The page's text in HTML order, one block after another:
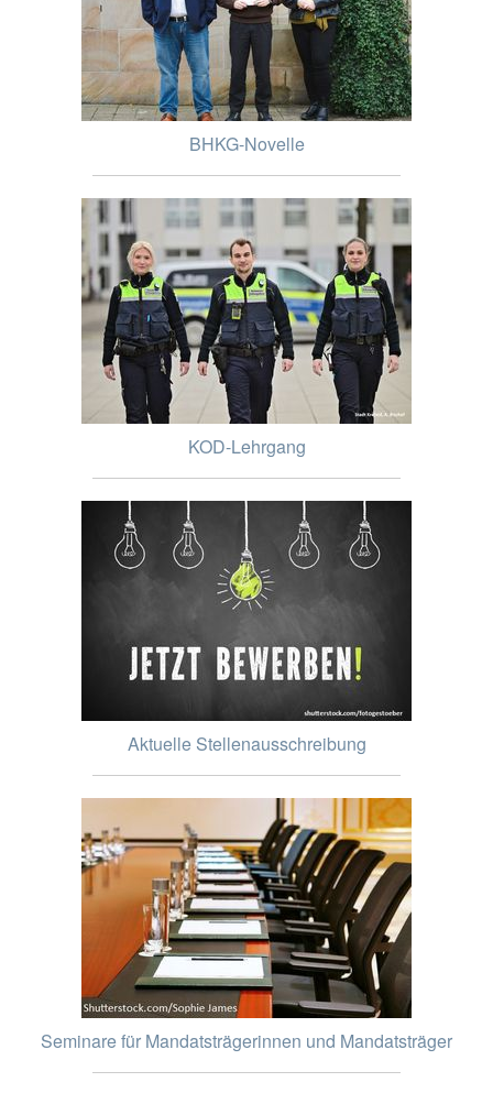
BHKG-Novelle
KOD-Lehrgang
Aktuelle Stellenausschreibung
Seminare für Mandatsträgerinnen und Mandatsträger